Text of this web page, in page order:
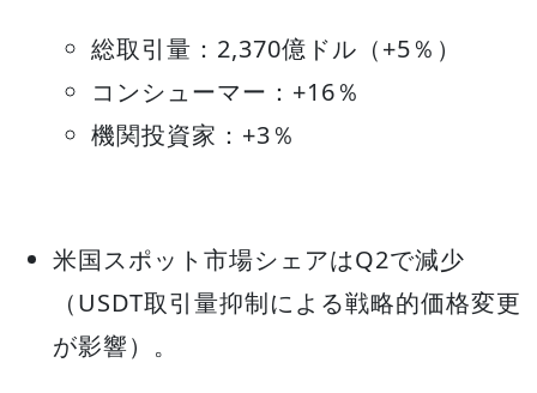
総取引量：2,370億ドル（+5％）
コンシューマー：+16％
機関投資家：+3％
米国スポット市場シェアはQ2で減少
（USDT取引量抑制による戦略的価格変更
が影響）。